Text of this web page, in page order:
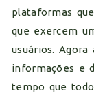
plataformas
que exercem
usuários.
informações e
tempo que